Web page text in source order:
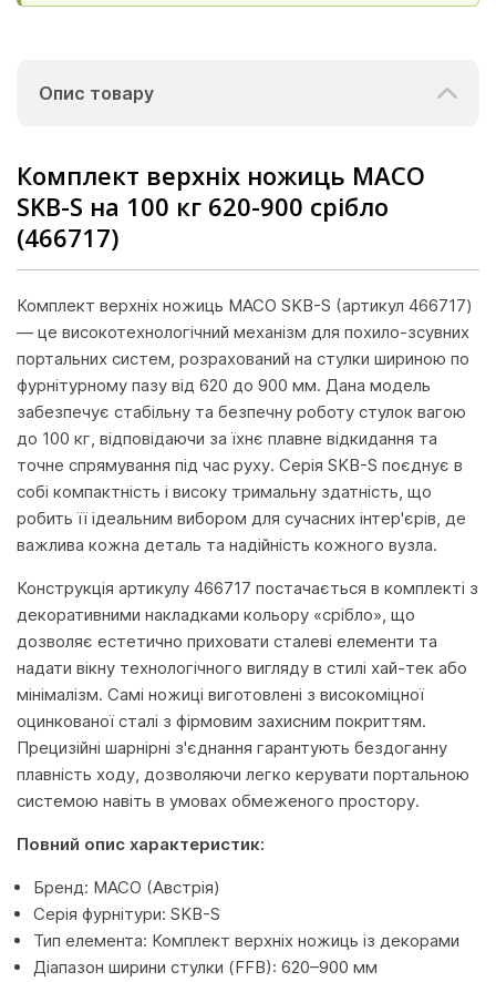
Опис товару
Комплект верхніх ножиць МАСО
SKB-S на 100 кг 620-900 срібло
(466717)
Комплект верхніх ножиць MACO SKB-S (артикул 466717)
— це високотехнологічний механізм для похило-зсувних
портальних систем, розрахований на стулки шириною по
фурнітурному пазу від 620 до 900 мм. Дана модель
забезпечує стабільну та безпечну роботу стулок вагою
до 100 кг, відповідаючи за їхнє плавне відкидання та
точне спрямування під час руху. Серія SKB-S поєднує в
собі компактність і високу тримальну здатність, що
робить її ідеальним вибором для сучасних інтер'єрів, де
важлива кожна деталь та надійність кожного вузла.
Конструкція артикулу 466717 постачається в комплекті з
декоративними накладками кольору «срібло», що
дозволяє естетично приховати сталеві елементи та
надати вікну технологічного вигляду в стилі хай-тек або
мінімалізм. Самі ножиці виготовлені з високоміцної
оцинкованої сталі з фірмовим захисним покриттям.
Прецизійні шарнірні з'єднання гарантують бездоганну
плавність ходу, дозволяючи легко керувати портальною
системою навіть в умовах обмеженого простору.
Повний опис характеристик:
Бренд: MACO (Австрія)
Серія фурнітури: SKB-S
Тип елемента: Комплект верхніх ножиць із декорами
Діапазон ширини стулки (FFB): 620–900 мм